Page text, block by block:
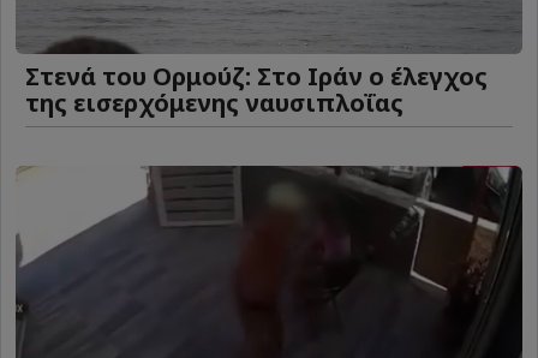
Στενά του Ορμούζ: Στο Ιράν ο έλεγχος
της εισερχόμενης ναυσιπλοΐας